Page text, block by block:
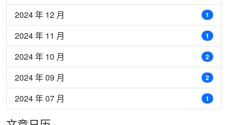
2024 年 12 月 1
2024 年 11 月 1
2024 年 10 月 2
2024 年 09 月 2
2024 年 07 月 1